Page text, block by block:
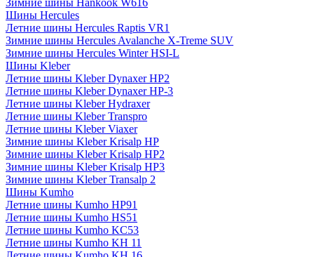
Зимние шины Hankook W616
Шины Hercules
Летние шины Hercules Raptis VR1
Зимние шины Hercules Avalanche X-Treme SUV
Зимние шины Hercules Winter HSI-L
Шины Kleber
Летние шины Kleber Dynaxer HP2
Летние шины Kleber Dynaxer HP-3
Летние шины Kleber Hydraxer
Летние шины Kleber Transpro
Летние шины Kleber Viaxer
Зимние шины Kleber Krisalp HP
Зимние шины Kleber Krisalp HP2
Зимние шины Kleber Krisalp HP3
Зимние шины Kleber Transalp 2
Шины Kumho
Летние шины Kumho HP91
Летние шины Kumho HS51
Летние шины Kumho KC53
Летние шины Kumho KH 11